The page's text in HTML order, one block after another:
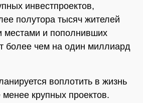
инвестпроектов,
полутора тысяч жителей
местами и пополнивших
более чем на один миллиард
воплотить в жизнь
крупных проектов.